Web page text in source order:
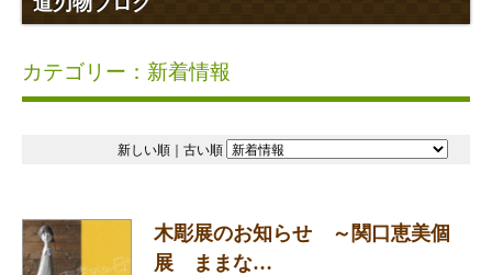
カテゴリー：新着情報
新しい順 古い順
木彫展のお知らせ ～関口恵美個
展 ままな…